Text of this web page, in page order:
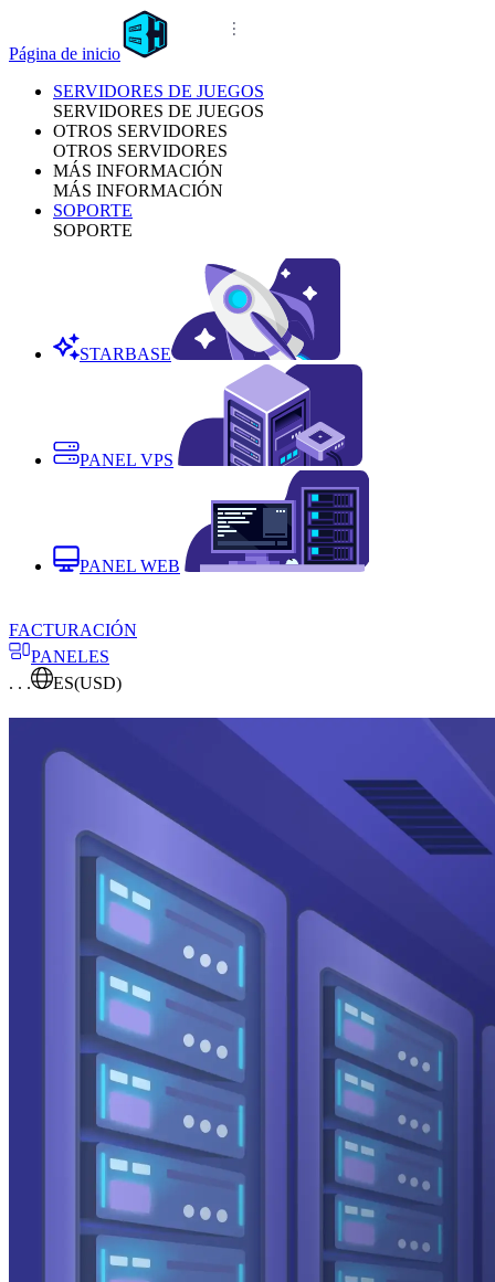
Página de inicio
SERVIDORES DE JUEGOS
SERVIDORES DE JUEGOS
OTROS SERVIDORES
OTROS SERVIDORES
MÁS INFORMACIÓN
MÁS INFORMACIÓN
SOPORTE
SOPORTE
STARBASE
PANEL VPS
PANEL WEB
FACTURACIÓN
PANELES
. . .
ES(USD)